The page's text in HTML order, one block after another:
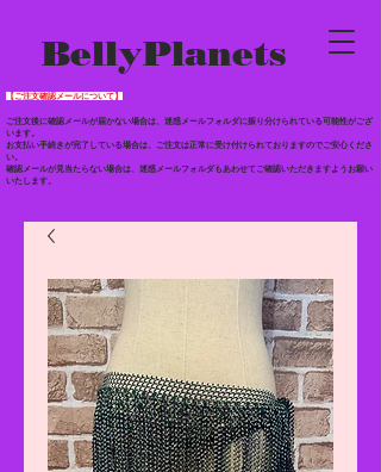
BellyPlanets
【ご注文確認メールについて】
ご注文後に確認メールが届かない場合は、迷惑メールフォルダに振り分けられている可能性がござ
います。
お支払い手続きが完了している場合は、ご注文は正常に受け付けられておりますのでご安心くださ
い。
確認メールが見当たらない場合は、迷惑メールフォルダもあわせてご確認いただきますようお願い
いたします。